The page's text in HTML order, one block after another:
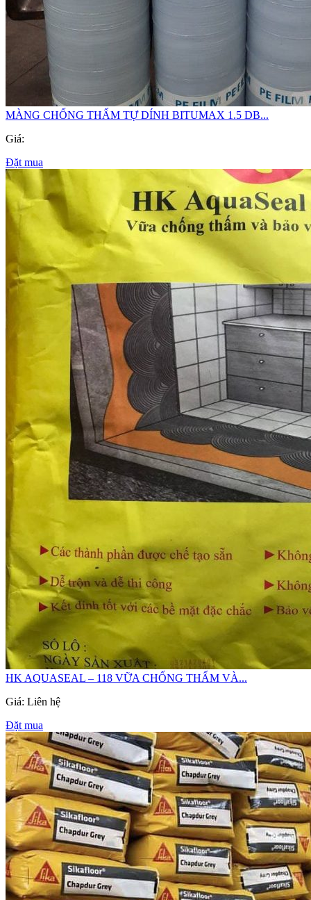
MÀNG CHỐNG THẤM TỰ DÍNH BITUMAX 1.5 DB...
Giá:
Đặt mua
HK AQUASEAL – 118 VỮA CHỐNG THẤM VÀ...
Giá: Liên hệ
Đặt mua